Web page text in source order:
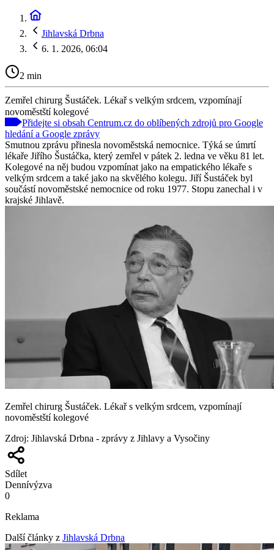
Jihlavská Drbna
6. 1. 2026, 06:04
2 min
Zemřel chirurg Šustáček. Lékař s velkým srdcem, vzpomínají
novoměstští kolegové
Přidejte si obsah Centrum.cz do oblíbených zdrojů pro Google
hledání a Google zprávy
Smutnou zprávu přinesla novoměstská nemocnice. Týká se úmrtí
lékaře Jiřího Šustáčka, který zemřel v pátek 2. ledna ve věku 81 let.
Kolegové na něj budou vzpomínat jako na empatického lékaře s
velkým srdcem a také jako na skvělého kolegu. Jiří Šustáček byl
součástí novoměstské nemocnice od roku 1977. Stopu zanechal i v
krajské Jihlavě.
Zemřel chirurg Šustáček. Lékař s velkým srdcem, vzpomínají
novoměstští kolegové
Zdroj: Jihlavská Drbna - zprávy z Jihlavy a Vysočiny
Sdílet
Dennívýzva
0
Reklama
Další články z Jihlavská Drbna